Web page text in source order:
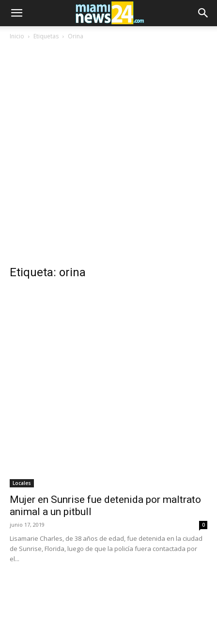
Inicio Etiquetas Orina
Etiqueta: orina
Locales
Mujer en Sunrise fue detenida por maltrato
animal a un pitbull
junio 17, 2019 0
Lisamarie Charles, de 38 años de edad, fue detenida en la ciudad
de Sunrise, Florida, luego de que la policía fuera contactada por
el...